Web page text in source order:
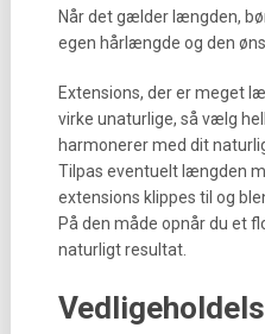
Når det gælder længden,
egen hårlængde og den
Extensions, der er meget
virke unaturlige, så vælg
harmonerer med dit
Tilpas eventuelt længden
extensions klippes til og
På den måde opnår du et
naturligt resultat.